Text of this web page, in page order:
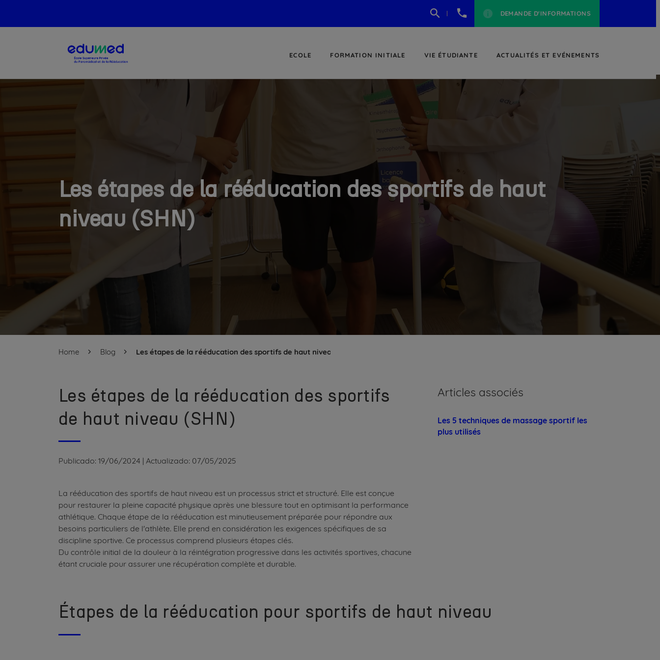
main
+212
95
95
DEMANDE D'INFORMATIONS
ECOLE FORMATION INITIALE VIE ÉTUDIANTE ACTUALITÉS ET EVÉNEMENTS
Les étapes de la rééducation des sportifs de haut
niveau (SHN)
Home Blog Les étapes de la rééducation des sportifs de haut niveau (SHN)
Les étapes de la rééducation des sportifs
de haut niveau (SHN)
Publicado: 19/06/2024 | Actualizado: 07/05/2025
La rééducation des sportifs de haut niveau est un processus strict et structuré. Elle est conçue
pour restaurer la pleine capacité physique après une blessure tout en optimisant la performance
athlétique. Chaque étape de la rééducation est minutieusement préparée pour répondre aux
besoins particuliers de l'athlète. Elle prend en considération les exigences spécifiques de sa
discipline sportive. Ce processus comprend plusieurs étapes clés.
Du contrôle initial de la douleur à la réintégration progressive dans les activités sportives, chacune
étant cruciale pour assurer une récupération complète et durable.
Articles associés
Les 5 techniques de massage sportif les
plus utilisés
Étapes de la rééducation pour sportifs de haut niveau